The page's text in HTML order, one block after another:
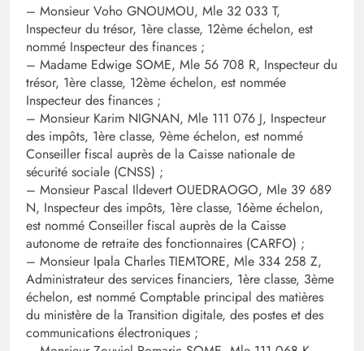
– Monsieur Voho GNOUMOU, Mle 32 033 T,
Inspecteur du trésor, 1ère classe, 12ème échelon, est
nommé Inspecteur des finances ;
– Madame Edwige SOME, Mle 56 708 R, Inspecteur du
trésor, 1ère classe, 12ème échelon, est nommée
Inspecteur des finances ;
– Monsieur Karim NIGNAN, Mle 111 076 J, Inspecteur
des impôts, 1ère classe, 9ème échelon, est nommé
Conseiller fiscal auprès de la Caisse nationale de
sécurité sociale (CNSS) ;
– Monsieur Pascal Ildevert OUEDRAOGO, Mle 39 689
N, Inspecteur des impôts, 1ère classe, 16ème échelon,
est nommé Conseiller fiscal auprès de la Caisse
autonome de retraite des fonctionnaires (CARFO) ;
– Monsieur Ipala Charles TIEMTORE, Mle 334 258 Z,
Administrateur des services financiers, 1ère classe, 3ème
échelon, est nommé Comptable principal des matières
du ministère de la Transition digitale, des postes et des
communications électroniques ;